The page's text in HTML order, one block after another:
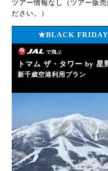
ツアー情報なし（ツアー販
ださい。）
★BLACK
で飛ぶ
トマム ザ・タワー by 星
新千歳空港利用プラン